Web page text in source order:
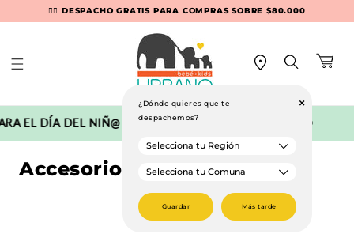
directamente
al contenido
👉🏻 DESPACHO GRATIS PARA COMPRAS SOBRE $80.000
🚛💨 DESPACHO EXPRESS EN RM (Recibe en 90 min)
¿Dónde quieres que te
despachemos?
+
Guardar Más tarde
DÍA DEL NIÑ@ CON SUPER DESCUENTOS!! 🧸🎁🎯
C
Accesorios Comida